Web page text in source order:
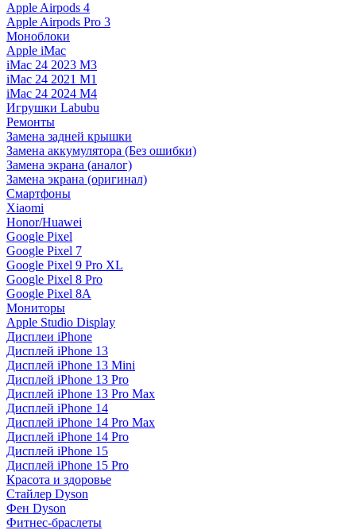
Apple Airpods 4
Apple Airpods Pro 3
Моноблоки
Apple iMac
iMac 24 2023 M3
iMac 24 2021 M1
iMac 24 2024 M4
Игрушки Labubu
Ремонты
Замена задней крышки
Замена аккумулятора (Без ошибки)
Замена экрана (аналог)
Замена экрана (оригинал)
Смартфоны
Xiaomi
Honor/Huawei
Google Pixel
Google Pixel 7
Google Pixel 9 Pro XL
Google Pixel 8 Pro
Google Pixel 8A
Мониторы
Apple Studio Display
Дисплеи iPhone
Дисплей iPhone 13
Дисплей iPhone 13 Mini
Дисплей iPhone 13 Pro
Дисплей iPhone 13 Pro Max
Дисплей iPhone 14
Дисплей iPhone 14 Pro Max
Дисплей iPhone 14 Pro
Дисплей iPhone 15
Дисплей iPhone 15 Pro
Красота и здоровье
Стайлер Dyson
Фен Dyson
Фитнес-браслеты